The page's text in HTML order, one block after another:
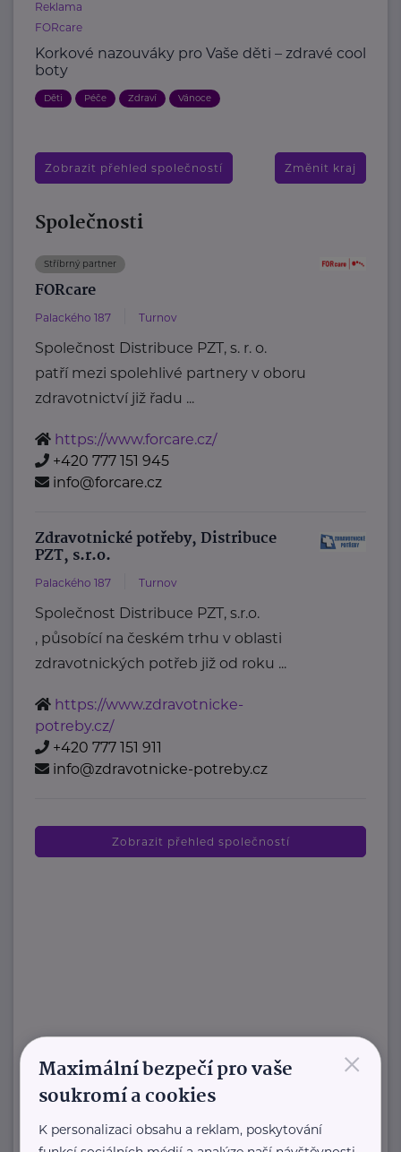
Reklama
FORcare
Korkové nazouváky pro Vaše děti – zdravé cool
boty
Děti Péče Zdraví Vánoce
Zobrazit přehled společností Změnit kraj
Společnosti
Stříbrný partner
FORcare
Palackého 187 Turnov
Společnost Distribuce PZT, s. r. o.
patří mezi spolehlivé partnery v oboru
zdravotnictví již řadu ...
https://www.forcare.cz/
+420 777 151 945
info@forcare.cz
Zdravotnické potřeby, Distribuce
PZT, s.r.o.
Palackého 187 Turnov
Společnost Distribuce PZT, s.r.o.
, působící na českém trhu v oblasti
zdravotnických potřeb již od roku ...
https://www.zdravotnicke-
potreby.cz/
+420 777 151 911
info@zdravotnicke-potreby.cz
Zobrazit přehled společností
×
Maximální bezpečí pro vaše
soukromí a cookies
K personalizaci obsahu a reklam, poskytování